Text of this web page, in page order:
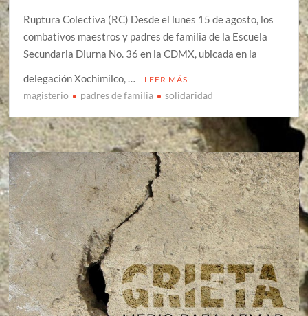
Ruptura Colectiva (RC) Desde el lunes 15 de agosto, los
combativos maestros y padres de familia de la Escuela
Secundaria Diurna No. 36 en la CDMX, ubicada en la
delegación Xochimilco, …
LEER MÁS
magisterio padres de familia solidaridad